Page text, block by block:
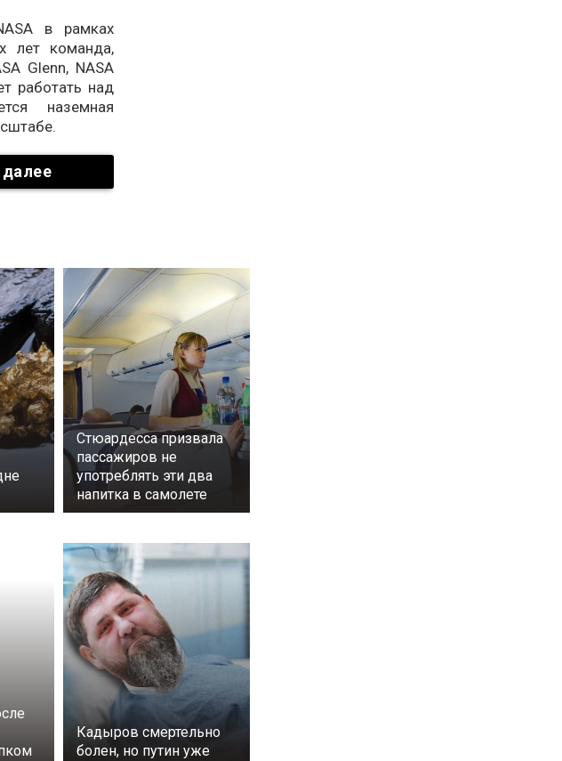
в рамках
лет команда,
Glenn, NASA
работать над
наземная
Стюардесса призвала
пассажиров не
употреблять эти два
напитка в самолете
Кадыров смертельно
болен, но путин уже